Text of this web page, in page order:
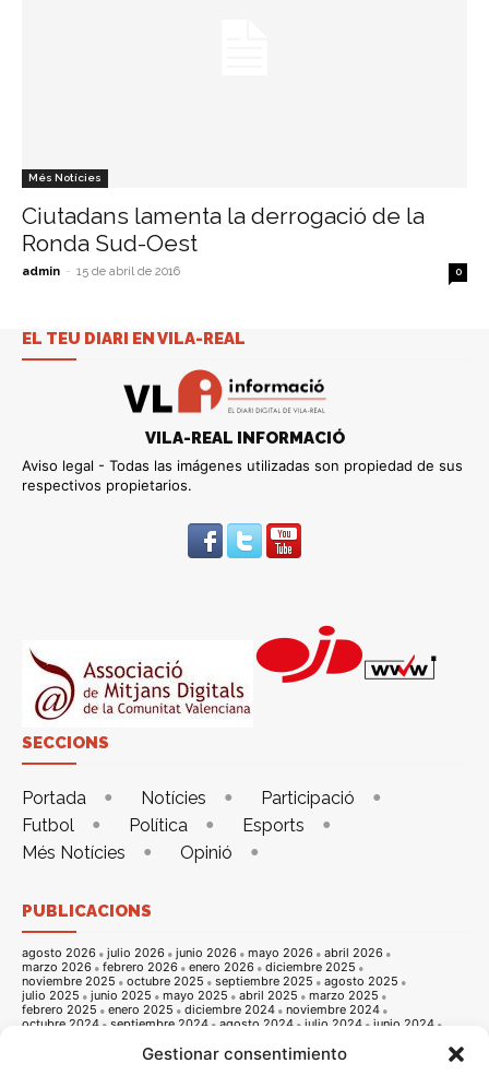
Gestionar consentimiento
Més Notícies
Ciutadans lamenta la derrogació de la
Ronda Sud-Oest
admin - 15 de abril de 2016 0
EL TEU DIARI EN VILA-REAL
VILA-REAL INFORMACIÓ
Aviso legal - Todas las imágenes utilizadas son propiedad de sus
respectivos propietarios.
SECCIONS
Portada Notícies
Participació
Futbol
Política
Esports
Més Notícies
Opinió
PUBLICACIONS
agosto 2026 julio 2026 junio 2026 mayo 2026
abril 2026
marzo 2026
febrero 2026 enero 2026
diciembre 2025
noviembre 2025
octubre 2025 septiembre 2025
agosto 2025
julio 2025
junio 2025 mayo 2025 abril 2025
marzo 2025
febrero 2025
enero 2025 diciembre 2024
noviembre 2024
octubre 2024
septiembre 2024 agosto 2024 julio 2024
junio 2024
noviembre 2023 octubre 2023
septiembre 2023